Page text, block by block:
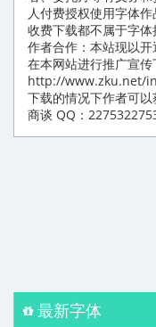
人付费授权使用字体
收费下载都不属于字体
作者合作：本站现以
在本网站进行推广宣
http://www.zku.net/
下载的情况下作者可
商谈 QQ：
最新字体